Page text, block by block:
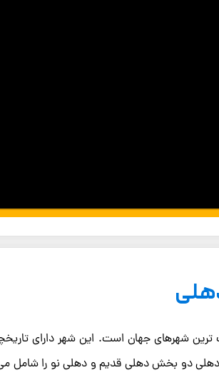
شهرهای جهان است. این شهر دارای
دو بخش دهلی قدیم و دهلی نو را شامل